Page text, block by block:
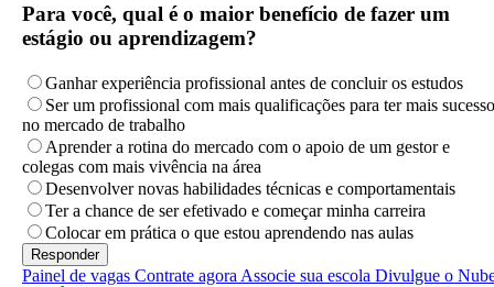
Para você, qual é o maior benefício de fazer um
estágio ou aprendizagem?
Ganhar experiência profissional antes de concluir os estudos
Ser um profissional com mais qualificações para ter mais sucesso
no mercado de trabalho
Aprender a rotina do mercado com o apoio de um gestor e
colegas com mais vivência na área
Desenvolver novas habilidades técnicas e comportamentais
Ter a chance de ser efetivado e começar minha carreira
Colocar em prática o que estou aprendendo nas aulas
Painel de vagas Contrate agora Associe sua escola Divulgue o